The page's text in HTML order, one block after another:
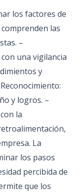
los factores de
las
–
una vigilancia
y
y logros. –
la
La
los pasos
percibida de
que los